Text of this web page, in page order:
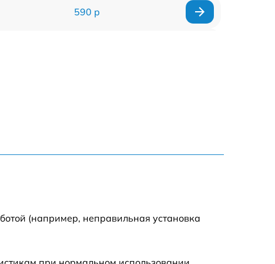
590 р
(например, неправильная установка